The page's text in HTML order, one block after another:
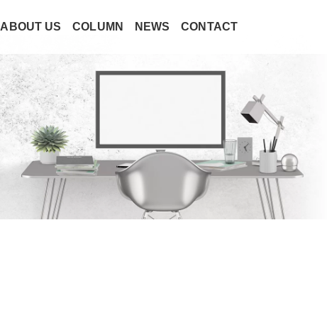
ABOUT US COLUMN NEWS CONTACT